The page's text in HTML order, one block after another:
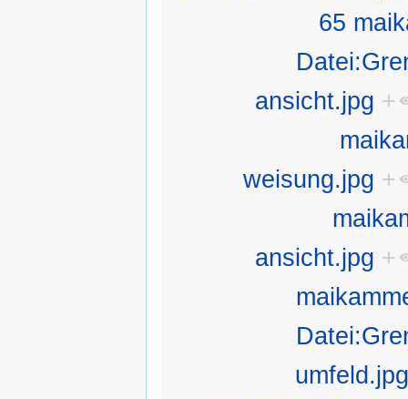
65
ansicht.jpg +
weisung.jpg +
ansicht.jpg +
umfeld.jpg